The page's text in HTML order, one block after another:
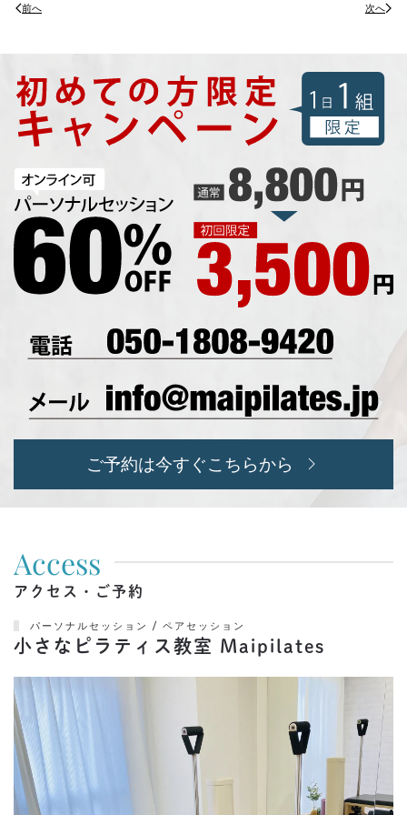
前へ 次へ
ご予約は今すぐこちらから
Access
アクセス・ご予約
パーソナルセッション / ペアセッション
小さなピラティス教室 Maipilates